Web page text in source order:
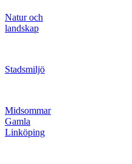
Natur och
landskap
Stadsmiljö
Midsommar
Gamla
Linköping